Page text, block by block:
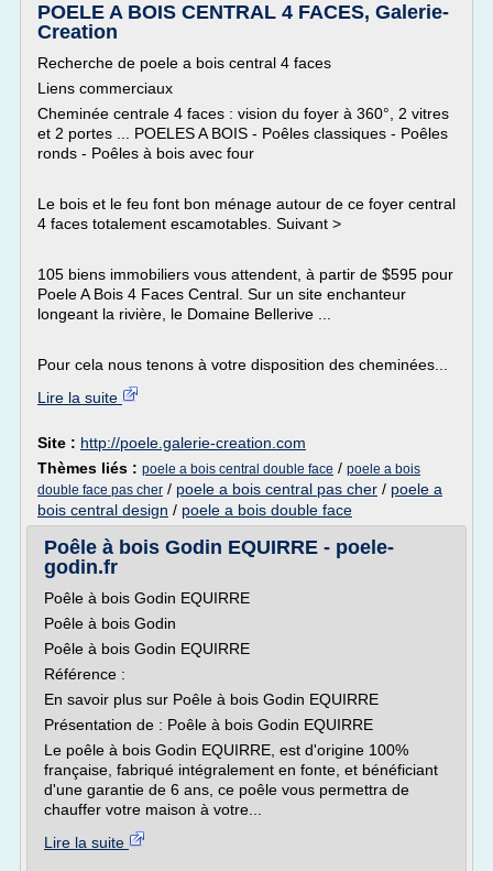
POELE A BOIS CENTRAL 4 FACES, Galerie-
Creation
Recherche de poele a bois central 4 faces
Liens commerciaux
Cheminée centrale 4 faces : vision du foyer à 360°, 2 vitres
et 2 portes ... POELES A BOIS - Poêles classiques - Poêles
ronds - Poêles à bois avec four
Le bois et le feu font bon ménage autour de ce foyer central
4 faces totalement escamotables. Suivant >
105 biens immobiliers vous attendent, à partir de $595 pour
Poele A Bois 4 Faces Central. Sur un site enchanteur
longeant la rivière, le Domaine Bellerive ...
Pour cela nous tenons à votre disposition des cheminées...
Lire la suite
Site : http://poele.galerie-creation.com
Thèmes liés : poele a bois central double face / poele a bois
double face pas cher / poele a bois central pas cher / poele a
bois central design / poele a bois double face
Poêle à bois Godin EQUIRRE - poele-
godin.fr
Poêle à bois Godin EQUIRRE
Poêle à bois Godin
Poêle à bois Godin EQUIRRE
Référence :
En savoir plus sur Poêle à bois Godin EQUIRRE
Présentation de : Poêle à bois Godin EQUIRRE
Le poêle à bois Godin EQUIRRE, est d'origine 100%
française, fabriqué intégralement en fonte, et bénéficiant
d'une garantie de 6 ans, ce poêle vous permettra de
chauffer votre maison à votre...
Lire la suite